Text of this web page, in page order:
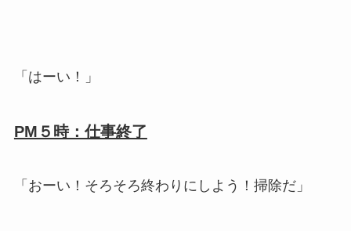
「はーい！」
PM５時：仕事終了
「おーい！そろそろ終わりにしよう！掃除だ」